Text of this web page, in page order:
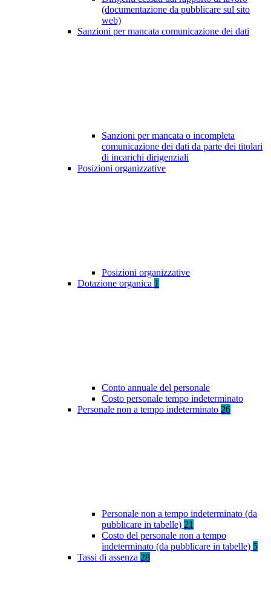
(documentazione da pubblicare sul sito
web)
Sanzioni per mancata comunicazione dei dati
Sanzioni per mancata o incompleta
comunicazione dei dati da parte dei titolari
di incarichi dirigenziali
Posizioni organizzative
Posizioni organizzative
Dotazione organica 1
Conto annuale del personale
Costo personale tempo indeterminato
Personale non a tempo indeterminato 26
Personale non a tempo indeterminato (da
pubblicare in tabelle) 21
Costo del personale non a tempo
indeterminato (da pubblicare in tabelle) 5
Tassi di assenza 28